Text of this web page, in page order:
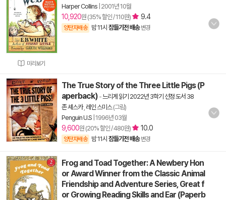
미리보기
Harper Collins 2001년 10월
10,920원 (35% 할인 / 110원) 9.4
양탄자배송 밤 11시 잠들기전 배송 변경
The True Story of the Three Little Pigs (P
aperback) -느리게 읽기 2022년 3학기 선정 도서 38
존 셰스카, 레인 스미스(그림)
Penguin U.S 1996년 03월
9,600원 (20% 할인 / 480원) 10.0
양탄자배송 밤 11시 잠들기전 배송 변경
Frog and Toad Together: A Newbery Hon
or Award Winner from the Classic Animal
Friendship and Adventure Series, Great f
or Growing Reading Skills and Ear (Paperb